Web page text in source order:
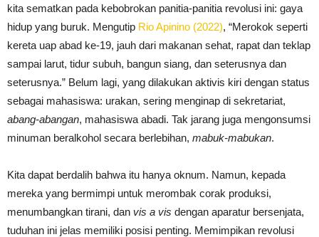
kita sematkan pada kebobrokan panitia-panitia revolusi ini: gaya
hidup yang buruk. Mengutip Rio Apinino (2022), “Merokok seperti
kereta uap abad ke-19, jauh dari makanan sehat, rapat dan teklap
sampai larut, tidur subuh, bangun siang, dan seterusnya dan
seterusnya.” Belum lagi, yang dilakukan aktivis kiri dengan status
sebagai mahasiswa: urakan, sering menginap di sekretariat,
abang-abangan, mahasiswa abadi. Tak jarang juga mengonsumsi
minuman beralkohol secara berlebihan, mabuk-mabukan.
Kita dapat berdalih bahwa itu hanya oknum. Namun, kepada
mereka yang bermimpi untuk merombak corak produksi,
menumbangkan tirani, dan vis a vis dengan aparatur bersenjata,
tuduhan ini jelas memiliki posisi penting. Memimpikan revolusi